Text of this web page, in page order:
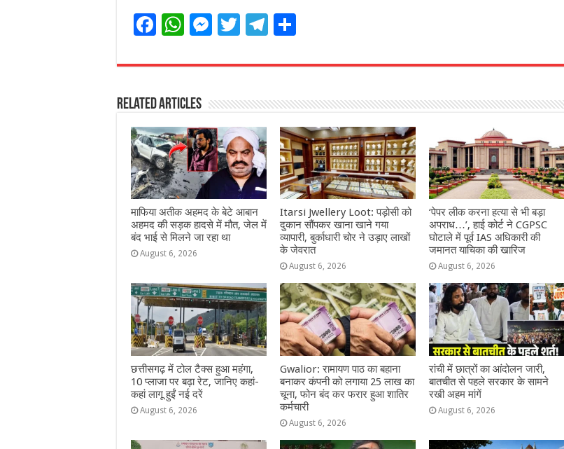
F
c
e
b
o
o
k
W
at
s
A
p
p
M
ss
n
g
e
r
T
itt
r
T
e
ra
m
ar
Related Articles
माफिया अतीक अहमद के बेटे आबान
अहमद की सड़क हादसे में मौत, जेल में
बंद भाई से मिलने जा रहा था
August 6, 2026
Itarsi Jwellery Loot: पड़ोसी को
दुकान सौंपकर खाना खाने गया
व्यापारी, बुर्काधारी चोर ने उड़ाए लाखों
के जेवरात
August 6, 2026
‘पेपर लीक करना हत्या से भी बड़ा
अपराध…’, हाई कोर्ट ने CGPSC
घोटाले में पूर्व IAS अधिकारी की
जमानत याचिका की खारिज
August 6, 2026
छत्तीसगढ़ में टोल टैक्स हुआ महंगा,
10 प्लाजा पर बढ़ा रेट, जानिए कहां-
कहां लागू हुईं नई दरें
August 6, 2026
Gwalior: रामायण पाठ का बहाना
बनाकर कंपनी को लगाया 25 लाख का
चूना, फोन बंद कर फरार हुआ शातिर
कर्मचारी
August 6, 2026
रांची में छात्रों का आंदोलन जारी,
बातचीत से पहले सरकार के सामने
रखी अहम मांगें
August 6, 2026